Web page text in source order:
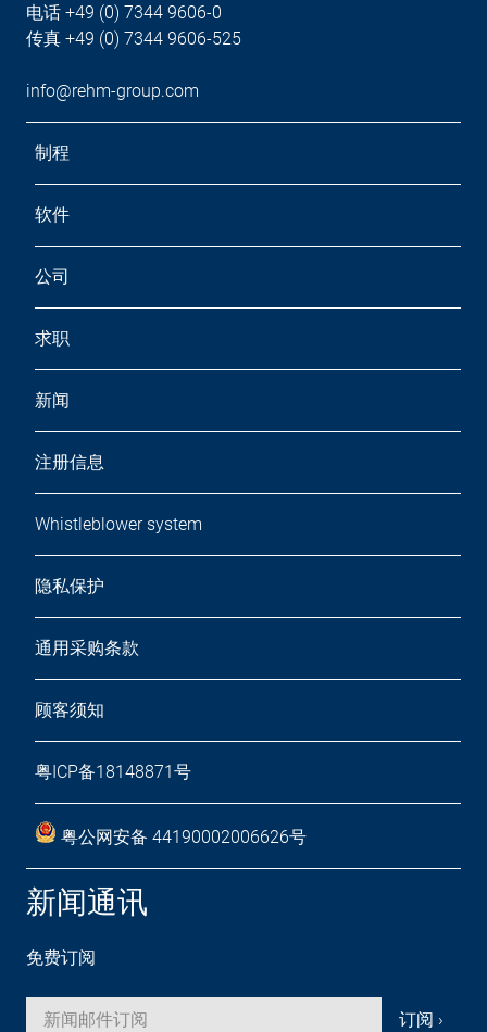
电话 +49 (0) 7344 9606-0
传真 +49 (0) 7344 9606-525
info@rehm-group.com
制程
软件
公司
求职
新闻
注册信息
Whistleblower system
隐私保护
通用采购条款
顾客须知
粤ICP备18148871号
粤公网安备 44190002006626号
新闻通讯
免费订阅